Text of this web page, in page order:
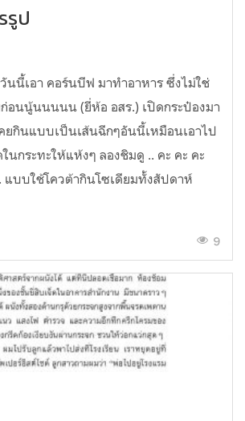
รูป
วันนี้เอา คอร์นบีฟ มาทำอาหาร ซึ่งไม่ใช่
อนนู้นนนนน (ยี่ห้อ อสร.) เปิดกระป๋องมา
ยกินแบบเป็นเส้นฉีกๆอันนี้เหมือนเอาไป
นกระทะให้แห้งๆ ลองชิมดู .. คะ คะ คะ
แบบใช้โควต้ากินโซเดียมทั้งสัปดาห์
9